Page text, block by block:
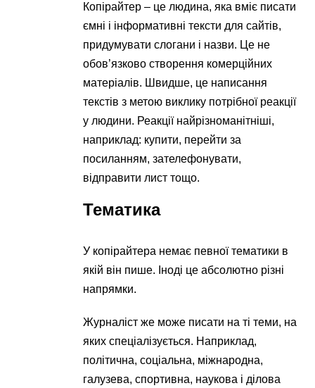
Копірайтер – це людина, яка вміє писати
ємні і інформативні тексти для сайтів,
придумувати слогани і назви. Це не
обов’язково створення комерційних
матеріалів. Швидше, це написання
текстів з метою виклику потрібної реакції
у людини. Реакції найрізноманітніші,
наприклад: купити, перейти за
посиланням, зателефонувати,
відправити лист тощо.
Тематика
У копірайтера немає певної тематики в
якій він пише. Іноді це абсолютно різні
напрямки.
Журналіст же може писати на ті теми, на
яких спеціалізується. Наприклад,
політична, соціальна, міжнародна,
галузева, спортивна, наукова і ділова